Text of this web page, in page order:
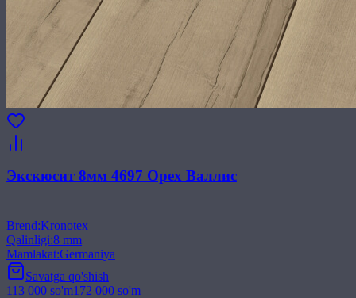
Экскюсит 8мм 4697 Орех Валлис
Brend:Kronotex
Qalinligi:8 mm
Mamlakat:Germaniya
Savatga qo'shish
113 000 so'm172 000 so'm